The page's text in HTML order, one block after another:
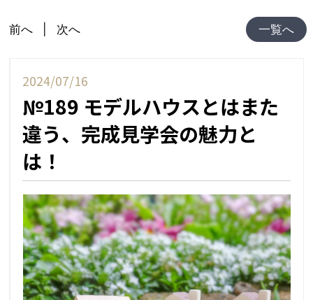
一覧へ
前へ 次へ
2024/07/16
№189 モデルハウスとはまた
違う、完成見学会の魅力と
は！